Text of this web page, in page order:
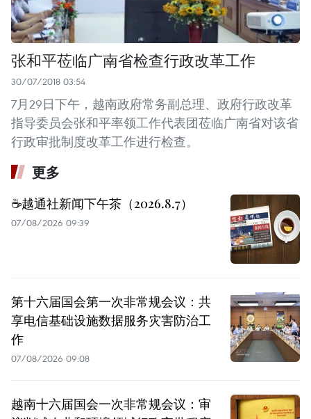
张和平莅临广南省检查行政改革工作
30/07/2018 03:54
7月29日下午，越南政府常务副总理、政府行政改革
指导委员会张和平率领工作代表团莅临广南省对该省
行政审批制度改革工作进行检查。
更多
☕️越通社新闻下午茶（2026.8.7）
07/08/2026 09:39
第十六届国会第一次非常规会议：共
享电信基础设施数据服务灾害防治工
作
07/08/2026 09:08
越南十六届国会一次非常规会议：审